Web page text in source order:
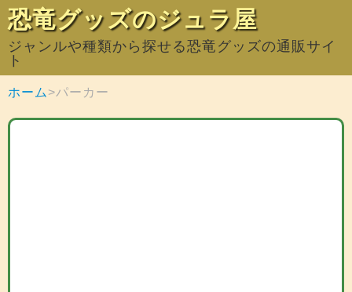
恐竜グッズのジュラ屋
ジャンルや種類から探せる恐竜グッズの通販サイ
ト
ホーム パーカー